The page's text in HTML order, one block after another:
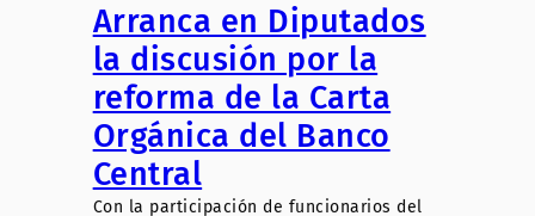
Arranca en Diputados
la discusión por la
reforma de la Carta
Orgánica del Banco
Central
Con la participación de funcionarios del